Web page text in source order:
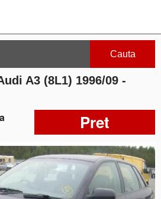
Cauta
A3 (8L1) 1996/09 -
Pret